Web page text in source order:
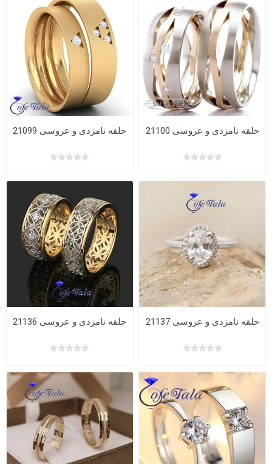
حلقه نامزدی و عروسی 21099 حلقه نامزدی و عروسی 21100
حلقه نامزدی و عروسی 21136 حلقه نامزدی و عروسی 21137